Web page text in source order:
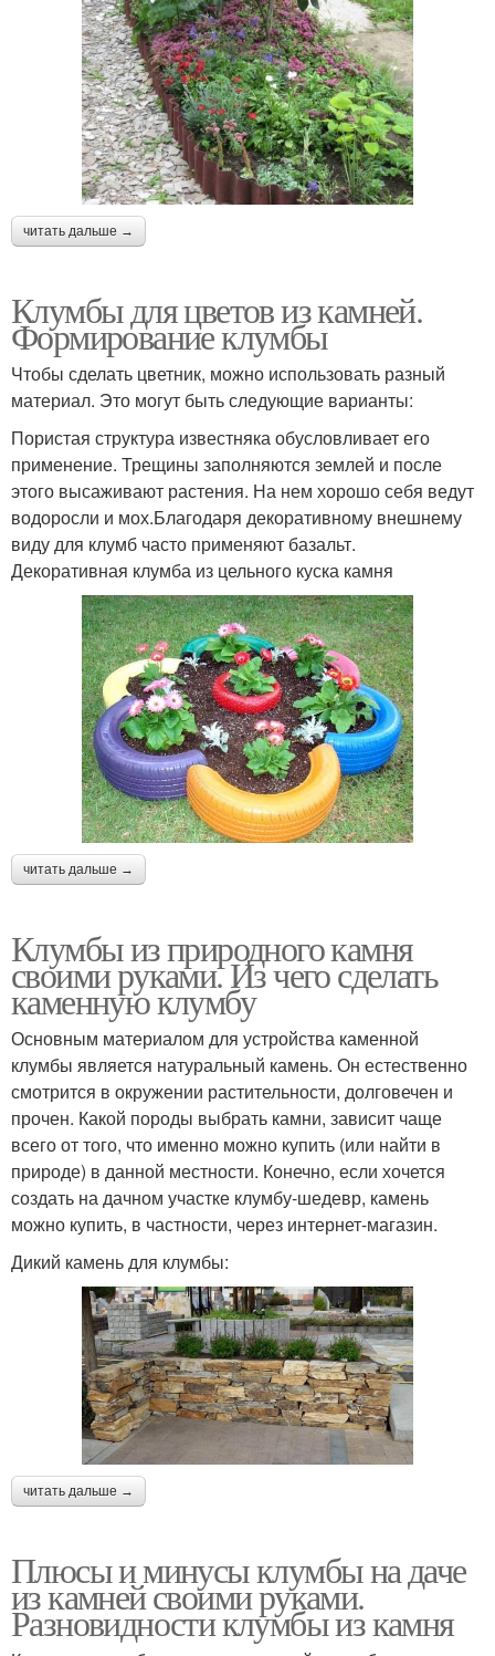
читать дальше →
Клумбы для цветов из камней.
Формирование клумбы
Чтобы сделать цветник, можно использовать разный
материал. Это могут быть следующие варианты:
Пористая структура известняка обусловливает его
применение. Трещины заполняются землей и после
этого высаживают растения. На нем хорошо себя ведут
водоросли и мох.Благодаря декоративному внешнему
виду для клумб часто применяют базальт.
Декоративная клумба из цельного куска камня
читать дальше →
Клумбы из природного камня
своими руками. Из чего сделать
каменную клумбу
Основным материалом для устройства каменной
клумбы является натуральный камень. Он естественно
смотрится в окружении растительности, долговечен и
прочен. Какой породы выбрать камни, зависит чаще
всего от того, что именно можно купить (или найти в
природе) в данной местности. Конечно, если хочется
создать на дачном участке клумбу-шедевр, камень
можно купить, в частности, через интернет-магазин.
Дикий камень для клумбы:
читать дальше →
Плюсы и минусы клумбы на даче
из камней своими руками.
Разновидности клумбы из камня